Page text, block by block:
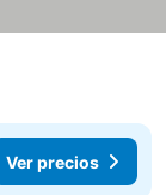
Ver precios